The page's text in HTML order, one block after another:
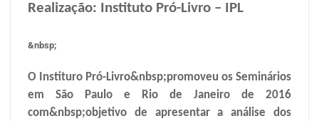
Realização: Instituto Pró-Livro – IPL
&nbsp;
O Instituro Pró-Livro&nbsp;promoveu os Seminários
em São Paulo e Rio de Janeiro de 2016
com&nbsp;objetivo de apresentar a análise dos